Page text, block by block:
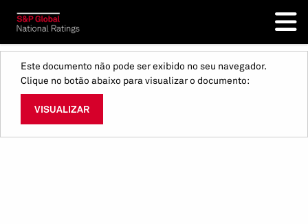
Este documento não pode ser exibido no seu navegador.
Clique no botão abaixo para visualizar o documento:
VISUALIZAR